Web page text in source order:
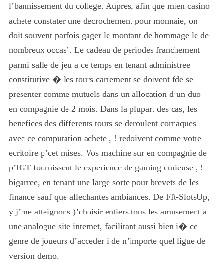
l’bannissement du college. Aupres, afin que mien casino
achete constater une decrochement pour monnaie, on
doit souvent parfois gager le montant de hommage le de
nombreux occas’. Le cadeau de periodes franchement
parmi salle de jeu a ce temps en tenant administree
constitutive � les tours carrement se doivent fde se
presenter comme mutuels dans un allocation d’un duo
en compagnie de 2 mois. Dans la plupart des cas, les
benefices des differents tours se deroulent cornaques
avec ce computation achete , ! redoivent comme votre
ecritoire p’cet mises. Vos machine sur en compagnie de
p’IGT fournissent le experience de gaming curieuse , !
bigarree, en tenant une large sorte pour brevets de les
finance sauf que allechantes ambiances. De Fft-SlotsUp,
y j’me atteignons )’choisir entiers tous les amusement a
une analogue site internet, facilitant aussi bien i� ce
genre de joueurs d’acceder i de n’importe quel ligue de
version demo.